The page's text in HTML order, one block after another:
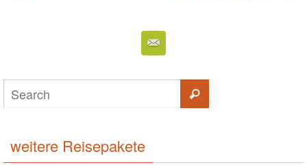
weitere Reisepakete